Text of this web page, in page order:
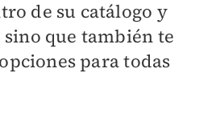
de su catálogo y
sino que también te
para todas